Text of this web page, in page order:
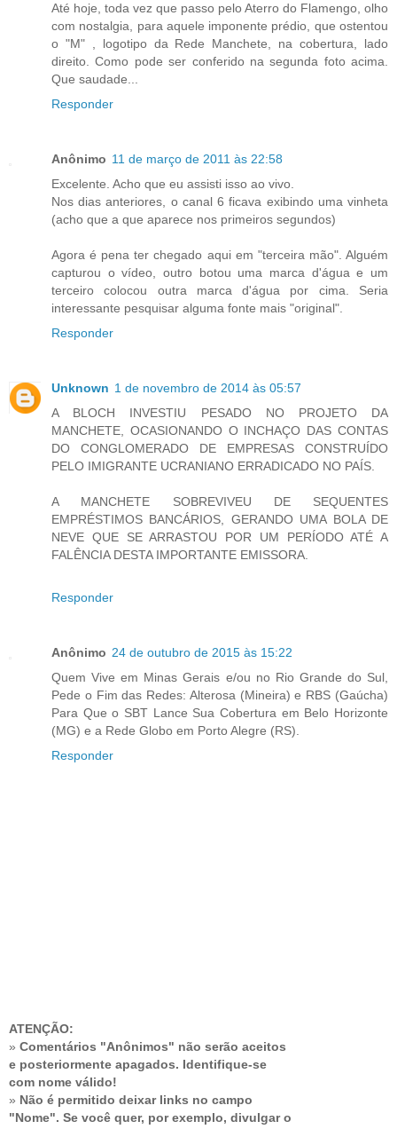
Até hoje, toda vez que passo pelo Aterro do Flamengo, olho
com nostalgia, para aquele imponente prédio, que ostentou
o "M" , logotipo da Rede Manchete, na cobertura, lado
direito. Como pode ser conferido na segunda foto acima.
Que saudade...
Responder
Anônimo 11 de março de 2011 às 22:58
Excelente. Acho que eu assisti isso ao vivo.
Nos dias anteriores, o canal 6 ficava exibindo uma vinheta
(acho que a que aparece nos primeiros segundos)
Agora é pena ter chegado aqui em "terceira mão". Alguém
capturou o vídeo, outro botou uma marca d'água e um
terceiro colocou outra marca d'água por cima. Seria
interessante pesquisar alguma fonte mais "original".
Responder
Unknown 1 de novembro de 2014 às 05:57
A BLOCH INVESTIU PESADO NO PROJETO DA
MANCHETE, OCASIONANDO O INCHAÇO DAS CONTAS
DO CONGLOMERADO DE EMPRESAS CONSTRUÍDO
PELO IMIGRANTE UCRANIANO ERRADICADO NO PAÍS.
A MANCHETE SOBREVIVEU DE SEQUENTES
EMPRÉSTIMOS BANCÁRIOS, GERANDO UMA BOLA DE
NEVE QUE SE ARRASTOU POR UM PERÍODO ATÉ A
FALÊNCIA DESTA IMPORTANTE EMISSORA.
Responder
Anônimo 24 de outubro de 2015 às 15:22
Quem Vive em Minas Gerais e/ou no Rio Grande do Sul,
Pede o Fim das Redes: Alterosa (Mineira) e RBS (Gaúcha)
Para Que o SBT Lance Sua Cobertura em Belo Horizonte
(MG) e a Rede Globo em Porto Alegre (RS).
Responder
ATENÇÃO:
» Comentários "Anônimos" não serão aceitos
e posteriormente apagados. Identifique-se
com nome válido!
» Não é permitido deixar links no campo
"Nome". Se você quer, por exemplo, divulgar o